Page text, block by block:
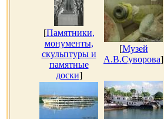
[Памятники,
монументы,
скульптуры и
памятные
доски]
[Музей
А.В.Суворова]